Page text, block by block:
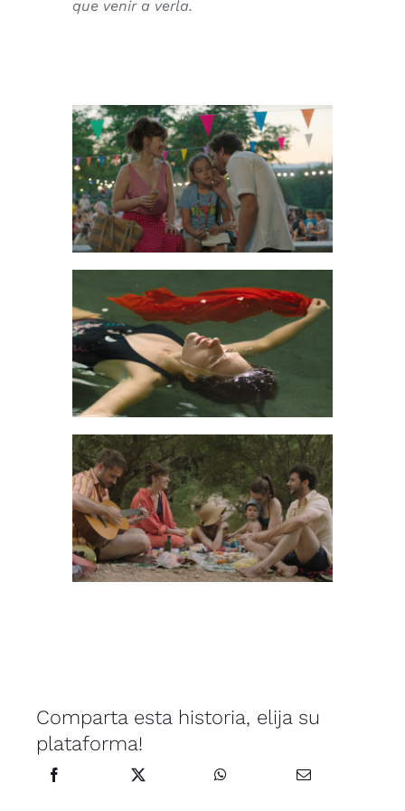
que venir a verla.
Comparta esta historia, elija su
plataforma!